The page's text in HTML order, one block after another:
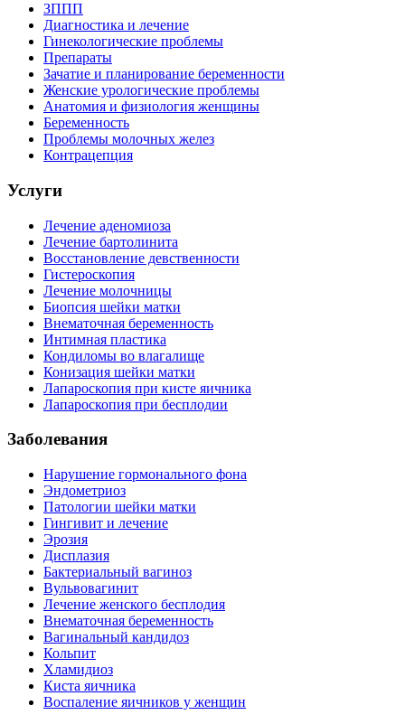
ЗППП
Диагностика и лечение
Гинекологические проблемы
Препараты
Зачатие и планирование беременности
Женские урологические проблемы
Анатомия и физиология женщины
Беременность
Проблемы молочных желез
Контрацепция
Услуги
Лечение аденомиоза
Лечение бартолинита
Восстановление девственности
Гистероскопия
Лечение молочницы
Биопсия шейки матки
Внематочная беременность
Интимная пластика
Кондиломы во влагалище
Конизация шейки матки
Лапароскопия при кисте яичника
Лапароскопия при бесплодии
Заболевания
Нарушение гормонального фона
Эндометриоз
Патологии шейки матки
Гингивит и лечение
Эрозия
Дисплазия
Бактериальный вагиноз
Вульвовагинит
Лечение женского бесплодия
Внематочная беременность
Вагинальный кандидоз
Кольпит
Хламидиоз
Киста яичника
Воспаление яичников у женщин